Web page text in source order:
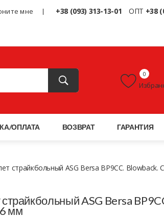
мне +38 (093) 313-13-01 ОПТ +38
МАГАЗИН
0
ОПЛАТА ВОЗВРАТ ГАРАНТИЯ
страйкбольный ASG Bersa BP9CC. Blowback.
ASG Bersa
мм